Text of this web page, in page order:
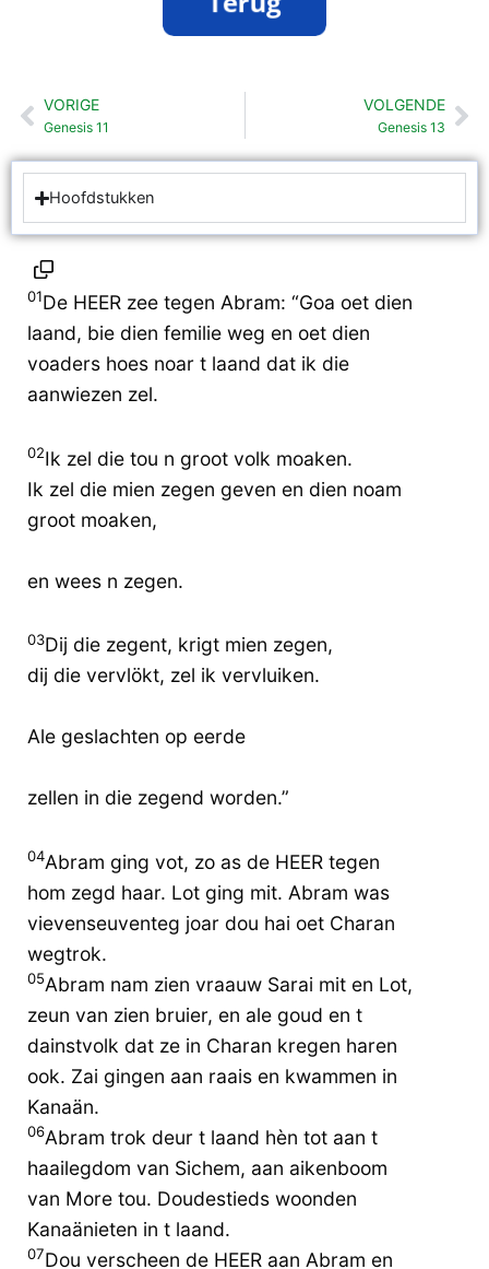
Vorige
VORIGE
Genesis 11
VOLGENDE
Genesis 13
Hoofdstukken
01De HEER zee tegen Abram: “Goa oet dien
laand, bie dien femilie weg en oet dien
voaders hoes noar t laand dat ik die
aanwiezen zel.
02Ik zel die tou n groot volk moaken.
Ik zel die mien zegen geven en dien noam
groot moaken,
en wees n zegen.
03Dij die zegent, krigt mien zegen,
dij die vervlökt, zel ik vervluiken.
Ale geslachten op eerde
zellen in die zegend worden.”
04Abram ging vot, zo as de HEER tegen
hom zegd haar. Lot ging mit. Abram was
vievenseuventeg joar dou hai oet Charan
wegtrok.
05Abram nam zien vraauw Sarai mit en Lot,
zeun van zien bruier, en ale goud en t
dainstvolk dat ze in Charan kregen haren
ook. Zai gingen aan raais en kwammen in
Kanaän.
06Abram trok deur t laand hèn tot aan t
haailegdom van Sichem, aan aikenboom
van More tou. Doudestieds woonden
Kanaänieten in t laand.
07Dou verscheen de HEER aan Abram en